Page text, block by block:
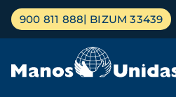
Pasar
contenido
Menú
principal
900 811 888 BIZUM 33439